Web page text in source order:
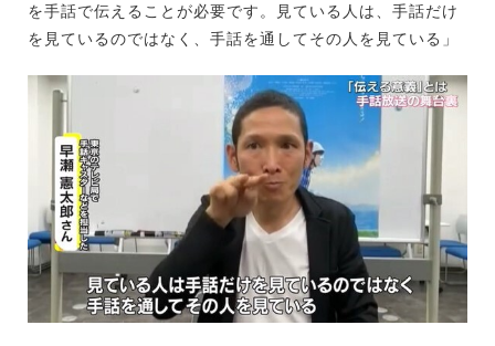
を手話で伝えることが必要です。見ている人は、手話だけ
を見ているのではなく、手話を通してその人を見ている」